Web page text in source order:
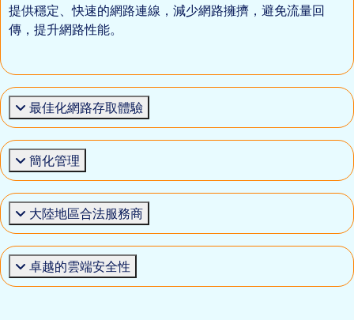
提供穩定、快速的網路連線，減少網路擁擠，避免流量回
傳，提升網路性能。
最佳化網路存取體驗
簡化管理
大陸地區合法服務商
卓越的雲端安全性